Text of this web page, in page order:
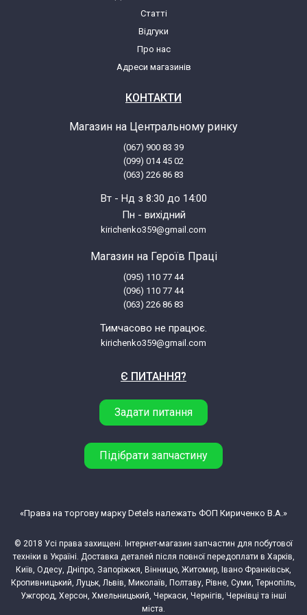
AEG Electrolux F35090I-M 911929605 01
AEG Electrolux F35090IM 911929608 00
AEG Electrolux F35090IM 911929608 01
AEG Electrolux F35090IW 911929603 00
AEG Electrolux F35090IW 911929603 01
AEG Electrolux F35090IW 911929603 02
AEG Electrolux F35090VI 911939601 00
AEG Electrolux F35090VI 911939601 01
AEG Electrolux F35410IM 911629233 00
AEG Electrolux F35410IM 911629233 01
AEG Electrolux F35410VI 911639217 01
AEG Electrolux F35410VI 911639217 02
AEG Electrolux F40010IM 911925646 00
AEG Electrolux F40010IM 911925646 01
AEG Electrolux F40010IM 911925646 02
Статті
Відгуки
Про нас
Адреси магазинів
КОНТАКТИ
Магазин на Центральному ринку
(067) 900 83 39
(099) 014 45 02
(063) 226 86 83
Вт - Нд з 8:30 до 14:00
Пн - вихідний
kirichenko359@gmail.com
Магазин на Героїв Праці
(095) 110 77 44
(096) 110 77 44
(063) 226 86 83
Тимчасово не працює.
kirichenko359@gmail.com
Є ПИТАННЯ?
Задати питання
Підібрати запчастину
© 2018 Усі права захищені. Інтернет-магазин запчастин для побутової
техніки в Україні. Доставка деталей після повної передоплати в Харків,
Київ, Одесу, Дніпро, Запоріжжя, Вінницю, Житомир, Івано Франківськ,
Кропивницький, Луцьк, Львів, Миколаїв, Полтаву, Рівне, Суми, Тернопіль,
Ужгород, Херсон, Хмельницький, Черкаси, Чернігів, Чернівці та інші
міста.
«Права на торгову марку Detels належать ФОП Кириченко В.А.»